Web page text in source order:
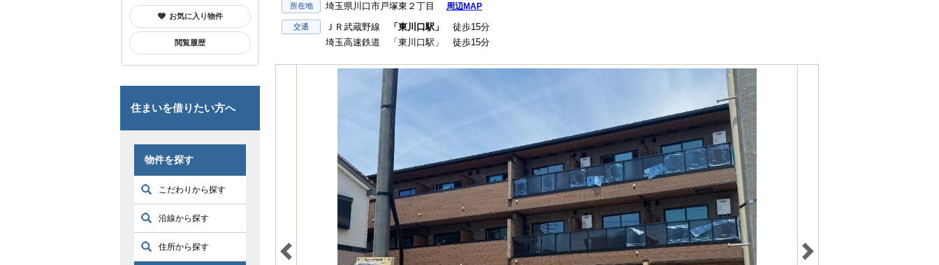
所在地 埼玉県川口市戸塚東２丁目 周辺MAP
交通 ＪＲ武蔵野線 「東川口駅」
徒歩15分
埼玉高速鉄道 「東川口駅」 徒歩15分
お気に入り物件
閲覧履歴
住まいを借りたい方へ
物件を探す
こだわりから探す
沿線から探す
住所から探す